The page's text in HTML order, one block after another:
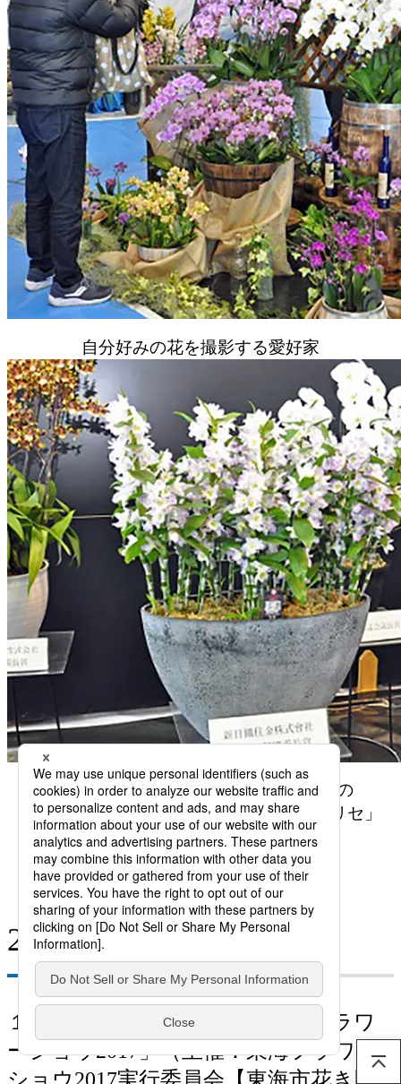
自分好みの花を撮影する愛好家
「当所長賞」に選ばれた大橋将人さんの
デンドロビウム「ファンシーエンジェル リセ」
東海フラワーショウへ戻る
2017年
１月21、22日の２日間、「東海フラワ
ーショウ2017」（主催：東海フラワー
ショウ2017実行委員会【東海市花き園